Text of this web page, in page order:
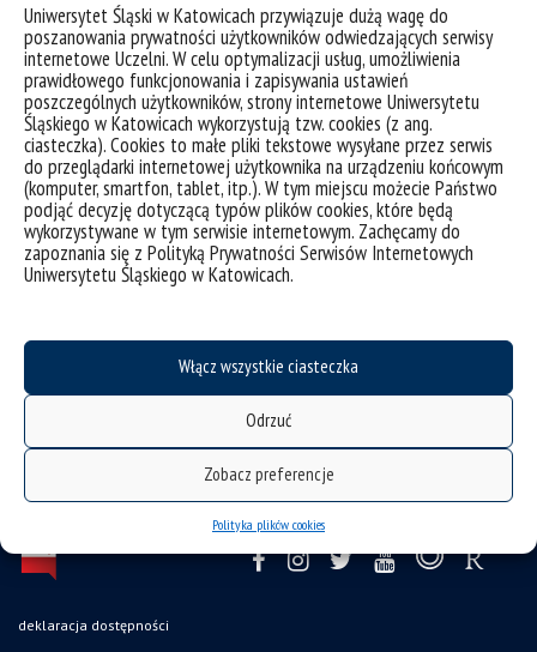
Uniwersytet Śląski w Katowicach przywiązuje dużą wagę do
poszanowania prywatności użytkowników odwiedzających serwisy
internetowe Uczelni. W celu optymalizacji usług, umożliwienia
prawidłowego funkcjonowania i zapisywania ustawień
poszczególnych użytkowników, strony internetowe Uniwersytetu
Śląskiego w Katowicach wykorzystują tzw. cookies (z ang.
ciasteczka). Cookies to małe pliki tekstowe wysyłane przez serwis
do przeglądarki internetowej użytkownika na urządzeniu końcowym
(komputer, smartfon, tablet, itp.). W tym miejscu możecie Państwo
podjąć decyzję dotyczącą typów plików cookies, które będą
wykorzystywane w tym serwisie internetowym. Zachęcamy do
zapoznania się z Polityką Prywatności Serwisów Internetowych
Uniwersytetu Śląskiego w Katowicach.
Włącz wszystkie ciasteczka
Odrzuć
Zobacz preferencje
Polityka plików cookies
deklaracja dostępności